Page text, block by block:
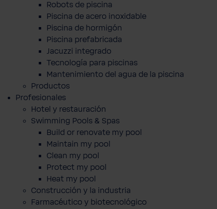
Robots de piscina
Piscina de acero inoxidable
Piscina de hormigón
Piscina prefabricada
Jacuzzi integrado
Tecnología para piscinas
Mantenimiento del agua de la piscina
Productos
Profesionales
Hotel y restauración
Swimming Pools & Spas
Build or renovate my pool
Maintain my pool
Clean my pool
Protect my pool
Heat my pool
Construcción y la industria
Farmacéutico y biotecnológico